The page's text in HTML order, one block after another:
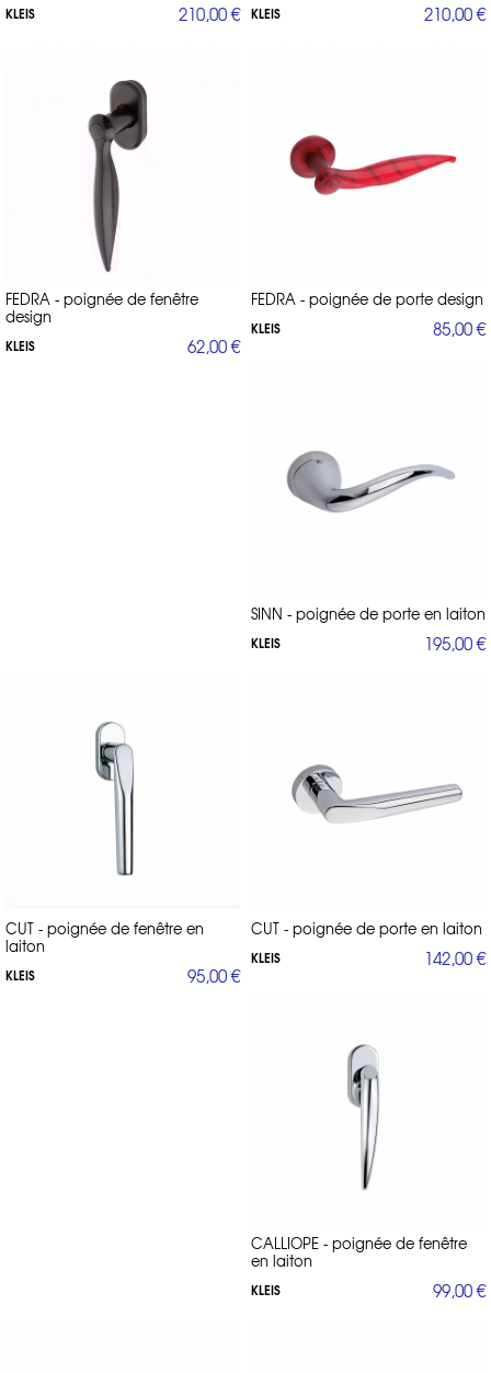
KLEIS 210,00 € KLEIS 210,00 €
FEDRA - poignée de fenêtre
design
KLEIS 62,00 €
FEDRA - poignée de porte design
KLEIS 85,00 €
SINN - poignée de porte en laiton
KLEIS 195,00 €
CUT - poignée de fenêtre en
laiton
KLEIS 95,00 €
CUT - poignée de porte en laiton
KLEIS 142,00 €
CALLIOPE - poignée de fenêtre
en laiton
KLEIS 99,00 €